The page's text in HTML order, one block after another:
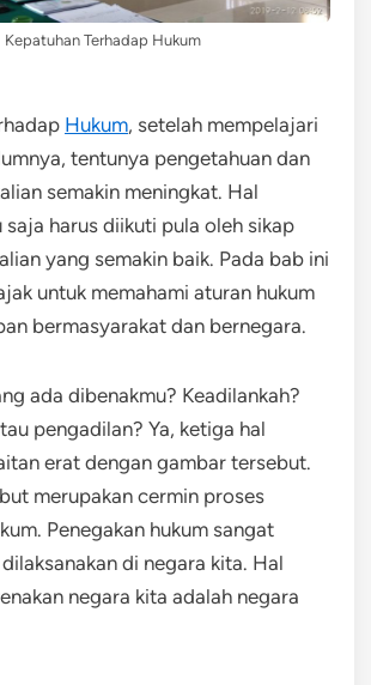
Kepatuhan Terhadap Hukum
Hukum, setelah mempelajari
tentunya pengetahuan dan
semakin meningkat. Hal
harus diikuti pula oleh sikap
yang semakin baik. Pada bab ini
untuk memahami aturan hukum
bermasyarakat dan bernegara.
ada dibenakmu? Keadilankah?
pengadilan? Ya, ketiga hal
erat dengan gambar tersebut.
merupakan cermin proses
Penegakan hukum sangat
di negara kita. Hal
negara kita adalah negara